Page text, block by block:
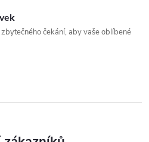
čekání, aby vaše oblíbené